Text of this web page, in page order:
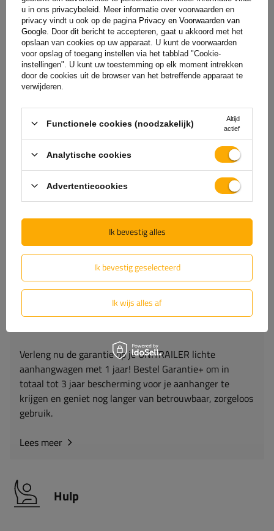
via de online chat of telefonisch. Bij het bestellen van een
autoaanhanger dient u het maximaal toelaatbare
totaalgewicht (GVM) van het trekkende voertuig op te geven.
Het toegestane GVM vindt u op de laatste pagina van uw
kentekenbewijs onderpunt "O.2".Mogelijke GVM's: 400 kg,
450 kg, 499 kg, 500 kg, 525 kg, 550 kg, 575 kg, 600 kg, 625
kg, 650 kg, 675 kg, 700 kg, 725 kg, 750 kg.
Garantie
Als je beslist om onze nieuwe aanhangwagen te kopen,
kunt maken zonder je zorgen te maken over de gevolgen
van een eventuele storingBij elk product leveren we een
gebruiksaanwijzing en een garantieboekje. Alle belangrijke
documenten worden met de aangekochte aanhangwagen
meegeleverd.
Verleng nu de garantie op je UNITRAILER lichte
aanhangwagen met 1 jaar! Bestel Garantie+ om in
totaal tot 3 jaar bescherming voor je aanhanger te
krijgen en geniet nog langer van betrouwbaar, zorgeloos
gebruik.
Lees meer
Hulp
u in ons privacybeleid . Meer informatie over voorwaarden en
privacy vindt u ook op de pagina Privacy en Voorwaarden van
Google . Door dit bericht te accepteren, gaat u akkoord met het
opslaan van cookies op uw apparaat. U kunt de voorwaarden
voor opslag of toegang instellen via het tabblad "Cookie-
instellingen". U kunt uw toestemming op elk moment intrekken
door de cookies uit de browser van het betreffende apparaat te
verwijderen.
Functionele cookies (noodzakelijk)
Altijd
actief
Analytische cookies
Advertentiecookies
Ik bevestig geselecteerd
Ik wijs alles af
Ik bevestig alles